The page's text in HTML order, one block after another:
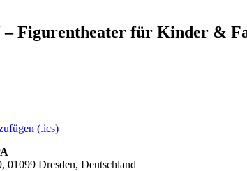
– Figurentheater für Kinder &
(.ics)
01099 Dresden, Deutschland